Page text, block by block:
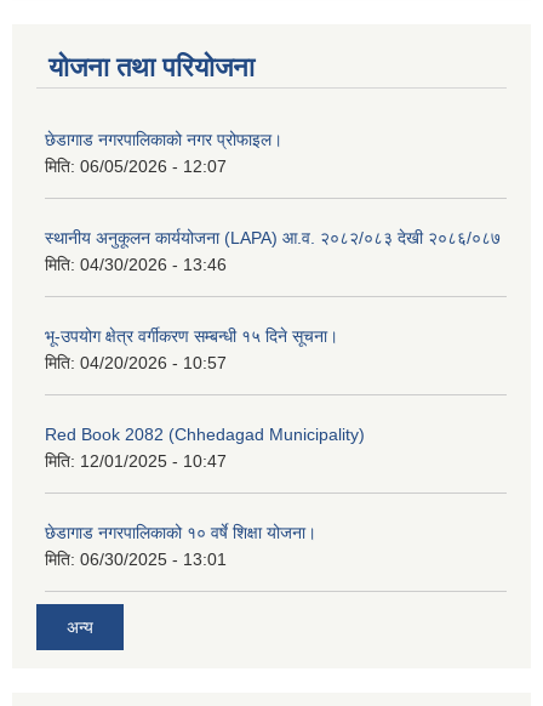
योजना तथा परियोजना
छेडागाड नगरपालिकाको नगर प्रोफाइल।
मिति: 06/05/2026 - 12:07
स्थानीय अनुकूलन कार्ययोजना (LAPA) आ.व. २०८२/०८३ देखी २०८६/०८७
मिति: 04/30/2026 - 13:46
भू-उपयोग क्षेत्र वर्गीकरण सम्बन्धी १५ दिने सूचना।
मिति: 04/20/2026 - 10:57
Red Book 2082 (Chhedagad Municipality)
मिति: 12/01/2025 - 10:47
छेडागाड नगरपालिकाको १० वर्षे शिक्षा योजना।
मिति: 06/30/2025 - 13:01
अन्य